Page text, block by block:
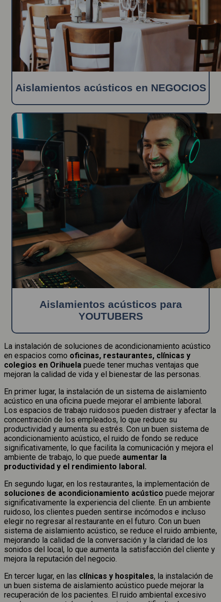
Aislamientos acústicos en NEGOCIOS
Aislamientos acústicos para
YOUTUBERS
La instalación de soluciones de acondicionamiento acústico
en espacios como oficinas, restaurantes, clínicas y
colegios en Orihuela puede tener muchas ventajas que
mejoran la calidad de vida y el bienestar de las personas.
En primer lugar, la instalación de un sistema de aislamiento
acústico en una oficina puede mejorar el ambiente laboral.
Los espacios de trabajo ruidosos pueden distraer y afectar la
concentración de los empleados, lo que reduce su
productividad y aumenta su estrés. Con un buen sistema de
acondicionamiento acústico, el ruido de fondo se reduce
significativamente, lo que facilita la comunicación y mejora el
ambiente de trabajo, lo que puede aumentar la
productividad y el rendimiento laboral.
En segundo lugar, en los restaurantes, la implementación de
soluciones de acondicionamiento acústico puede mejorar
significativamente la experiencia del cliente. En un ambiente
ruidoso, los clientes pueden sentirse incómodos e incluso
elegir no regresar al restaurante en el futuro. Con un buen
sistema de aislamiento acústico, se reduce el ruido ambiente,
mejorando la calidad de la conversación y la claridad de los
sonidos del local, lo que aumenta la satisfacción del cliente y
mejora la reputación del negocio.
En tercer lugar, en las clínicas y hospitales, la instalación de
un buen sistema de aislamiento acústico puede mejorar la
recuperación de los pacientes. El ruido ambiental excesivo